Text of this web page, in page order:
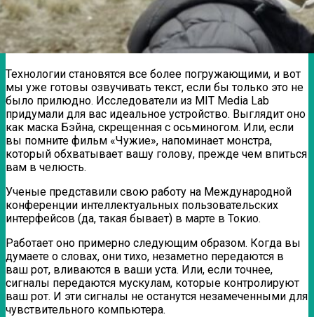
Технологии становятся все более погружающими, и вот
мы уже готовы озвучивать текст, если бы только это не
было прилюдно. Исследователи из MIT Media Lab
придумали для вас идеальное устройство. Выглядит оно
как маска Бэйна, скрещенная с осьминогом. Или, если
вы помните фильм «Чужие», напоминает монстра,
который обхватывает вашу голову, прежде чем впиться
вам в челюсть.
Ученые представили свою работу на Международной
конференции интеллектуальных пользовательских
интерфейсов (да, такая бывает) в марте в Токио.
Работает оно примерно следующим образом. Когда вы
думаете о словах, они тихо, незаметно передаются в
ваш рот, вливаются в ваши уста. Или, если точнее,
сигналы передаются мускулам, которые контролируют
ваш рот. И эти сигналы не останутся незамеченными для
чувствительного компьютера.